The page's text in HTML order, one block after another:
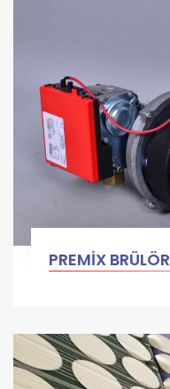
PREMİX BRÜLÖR